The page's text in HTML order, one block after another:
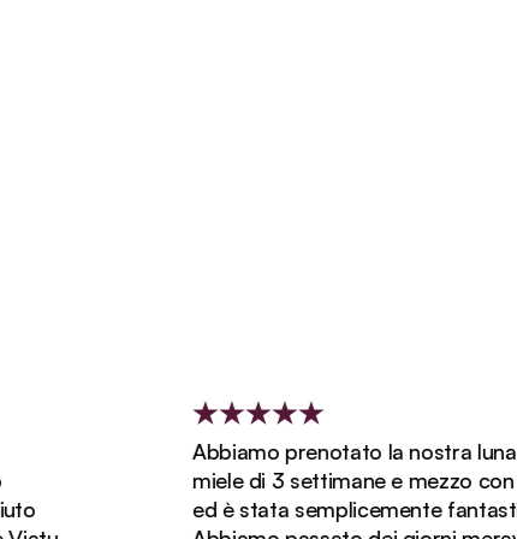
Abbiamo prenotato la nostra luna di
miele di 3 settimane e mezzo con Viatu
ed è stata semplicemente fantastica!